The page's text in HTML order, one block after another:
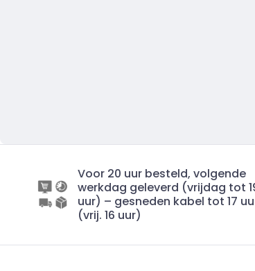
Voor 20 uur besteld, volgende
werkdag geleverd (vrijdag tot
uur) – gesneden kabel tot 17
(vrij. 16 uur)